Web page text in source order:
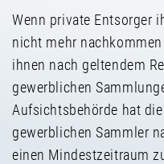
Wenn private Entsorger
nicht mehr
ihnen nach geltendem
gewerblichen
Aufsichtsbehörde hat
gewerblichen Sammler
einen Mindestzeitraum